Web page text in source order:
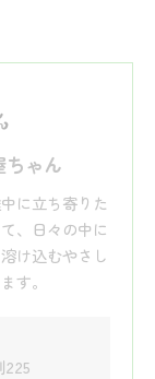
ちゃん
に立ち寄りた
、日々の中に
け込むやさし
す。
225